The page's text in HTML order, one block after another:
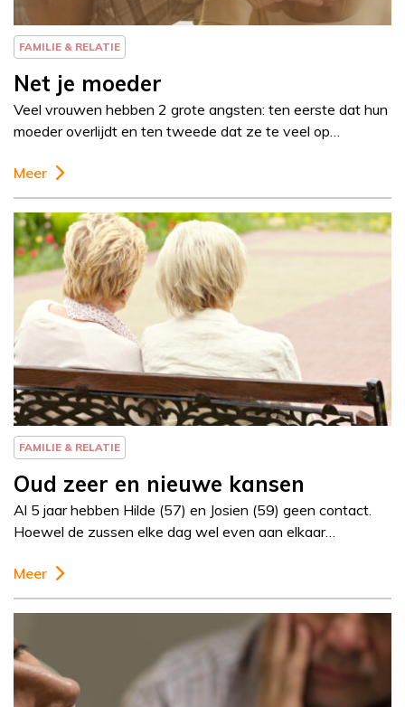
FAMILIE & RELATIE
Net je moeder
Veel vrouwen hebben 2 grote angsten: ten eerste dat hun
moeder overlijdt en ten tweede dat ze te veel op…
Meer
Column
Else-Marie van den
Eerenbeemt
FAMILIE & RELATIE
Oud zeer en nieuwe kansen
Al 5 jaar hebben Hilde (57) en Josien (59) geen contact.
Hoewel de zussen elke dag wel even aan elkaar…
Meer